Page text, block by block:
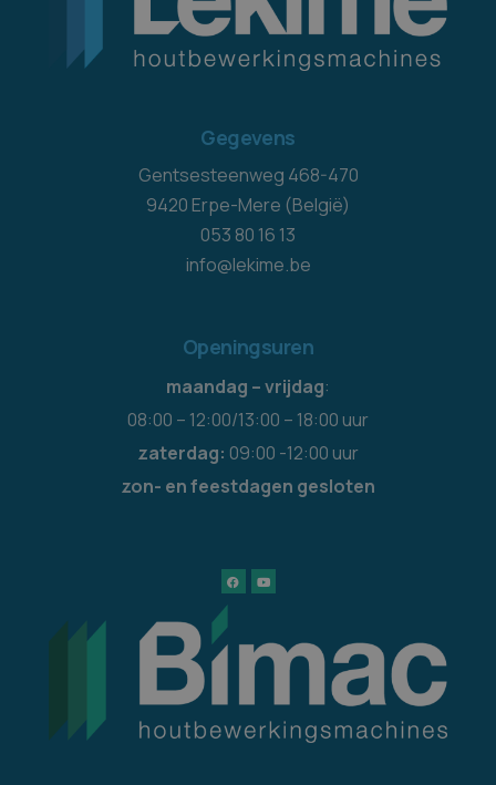
Gegevens
Gentsesteenweg 468-470
9420 Erpe-Mere (België)
053 80 16 13
info@lekime.be
Openingsuren
maandag – vrijdag:
08:00 – 12:00/13:00 – 18:00 uur
zaterdag: 09:00 -12:00 uur
zon- en feestdagen gesloten